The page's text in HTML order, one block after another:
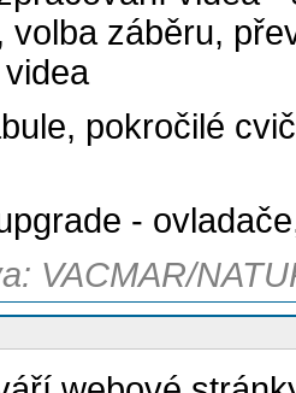
volba záběru,
pokročilé
-
VACMAR/